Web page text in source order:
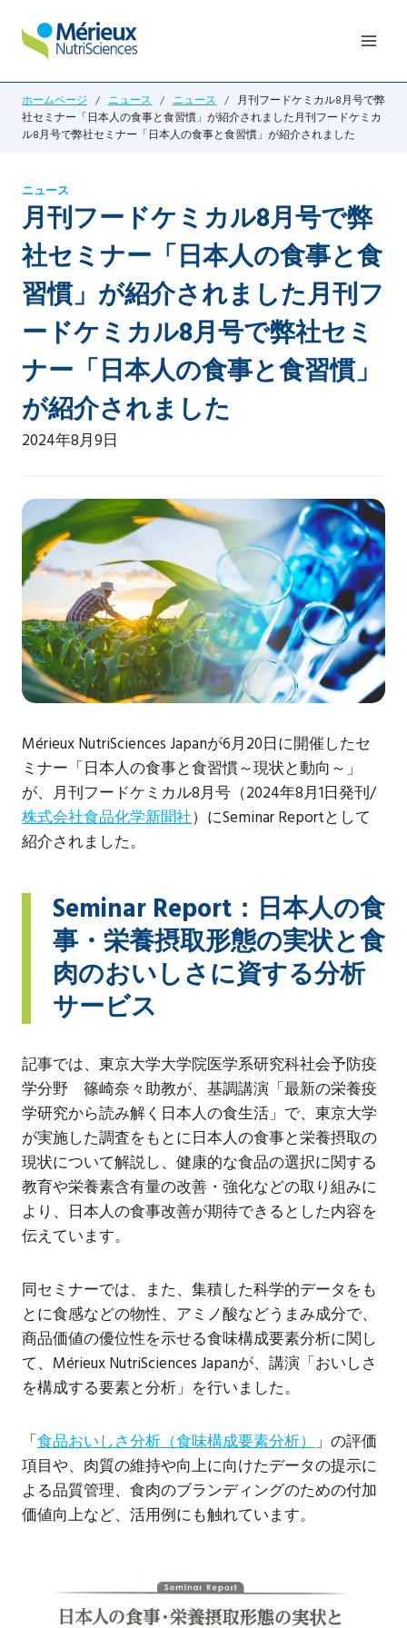
ス
ホームページ / ニュース / ニュース / 月刊フードケミカル8月号で弊
社セミナー「日本人の食事と食習慣」が紹介されました月刊フードケミカ
ル8月号で弊社セミナー「日本人の食事と食習慣」が紹介されました
ニュース
月刊フードケミカル8月号で弊
社セミナー「日本人の食事と食
習慣」が紹介されました月刊フ
ードケミカル8月号で弊社セミ
ナー「日本人の食事と食習慣」
が紹介されました
2024年8月9日
Mérieux NutriSciences Japanが6月20日に開催したセ
ミナー「日本人の食事と食習慣～現状と動向～」
が、月刊フードケミカル8月号（2024年8月1日発刊/
株式会社食品化学新聞社）にSeminar Reportとして
紹介されました。
Seminar Report：日本人の食
事・栄養摂取形態の実状と食
肉のおいしさに資する分析
サービス
記事では、東京大学大学院医学系研究科社会予防疫
学分野 篠崎奈々助教が、基調講演「最新の栄養疫
学研究から読み解く日本人の食生活」で、東京大学
が実施した調査をもとに日本人の食事と栄養摂取の
現状について解説し、健康的な食品の選択に関する
教育や栄養素含有量の改善・強化などの取り組みに
より、日本人の食事改善が期待できるとした内容を
伝えています。
同セミナーでは、また、集積した科学的データをも
とに食感などの物性、アミノ酸などうまみ成分で、
商品価値の優位性を示せる食味構成要素分析に関し
て、Mérieux NutriSciences Japanが、講演「おいしさ
を構成する要素と分析」を行いました。
「食品おいしさ分析（食味構成要素分析）」の評価
項目や、肉質の維持や向上に向けたデータの提示に
よる品質管理、食肉のブランディングのための付加
価値向上など、活用例にも触れています。